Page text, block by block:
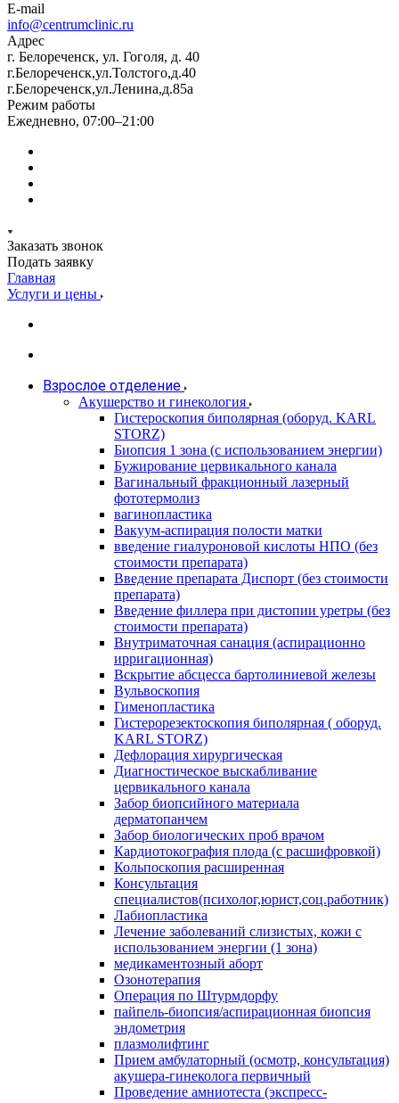
E-mail
info@centrumclinic.ru
Адрес
г. Белореченск, ул. Гоголя, д. 40
г.Белореченск,ул.Толстого,д.40
г.Белореченск,ул.Ленина,д.85а
Режим работы
Ежедневно, 07:00–21:00
Заказать звонок
Подать заявку
Главная
Услуги и цены
Взрослое отделение
Акушерство и гинекология
Гистероскопия биполярная (оборуд. KARL
STORZ)
Биопсия 1 зона (с использованием энергии)
Бужирование цервикального канала
Вагинальный фракционный лазерный
фототермолиз
вагинопластика
Вакуум-аспирация полости матки
введение гиалуроновой кислоты НПО (без
стоимости препарата)
Введение препарата Диспорт (без стоимости
препарата)
Введение филлера при дистопии уретры (без
стоимости препарата)
Внутриматочная санация (аспирационно
ирригационная)
Вскрытие абсцесса бартолиниевой железы
Вульвоскопия
Гименопластика
Гистерорезектоскопия биполярная ( оборуд.
KARL STORZ)
Дефлорация хирургическая
Диагностическое выскабливание
цервикального канала
Забор биопсийного материала
дерматопанчем
Забор биологических проб врачом
Кардиотокография плода (с расшифровкой)
Кольпоскопия расширенная
Консультация
специалистов(психолог,юрист,соц.работник)
Лабиопластика
Лечение заболеваний слизистых, кожи с
использованием энергии (1 зона)
медикаментозный аборт
Озонотерапия
Операция по Штурмдорфу
пайпель-биопсия/аспирационная биопсия
эндометрия
плазмолифтинг
Прием амбулаторный (осмотр, консультация)
акушера-гинеколога первичный
Проведение амниотеста (экспресс-